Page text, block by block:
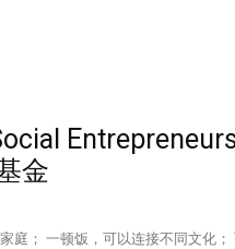
金
庭； 一顿饭，可以连接不同文化